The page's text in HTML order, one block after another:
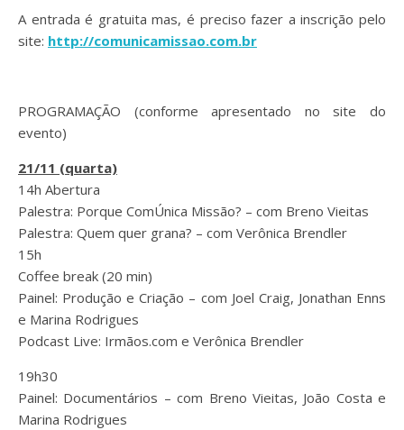
A entrada é gratuita mas, é preciso fazer a inscrição pelo
site: http://comunicamissao.com.br
PROGRAMAÇÃO (conforme apresentado no site do
evento)
21/11 (quarta)
14h Abertura
Palestra: Porque ComÚnica Missão? – com Breno Vieitas
Palestra: Quem quer grana? – com Verônica Brendler
15h
Coffee break (20 min)
Painel: Produção e Criação – com Joel Craig, Jonathan Enns
e Marina Rodrigues
Podcast Live: Irmãos.com e Verônica Brendler
19h30
Painel: Documentários – com Breno Vieitas, João Costa e
Marina Rodrigues